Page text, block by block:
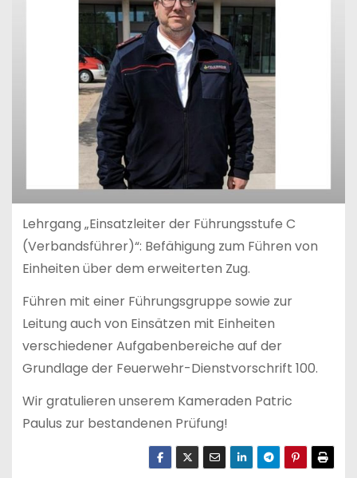
Lehrgang „Einsatzleiter der Führungsstufe C
(Verbandsführer)“: Befähigung zum Führen von
Einheiten über dem erweiterten Zug.
Führen mit einer Führungsgruppe sowie zur
Leitung auch von Einsätzen mit Einheiten
verschiedener Aufgabenbereiche auf der
Grundlage der Feuerwehr-Dienstvorschrift 100.
Wir gratulieren unserem Kameraden Patric
Paulus zur bestandenen Prüfung!